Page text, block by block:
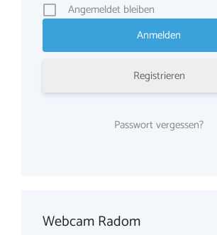
Angemeldet bleiben
Registrieren
Passwort vergessen?
Webcam Radom